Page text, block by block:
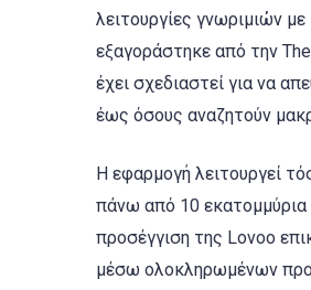
λειτουργίες γνωριμιών
εξαγοράστηκε από την
έχει σχεδιαστεί για να
έως όσους αναζητούν
Η εφαρμογή λειτουργεί
πάνω από 10 εκατομμύρια
προσέγγιση της Lovoo
μέσω ολοκληρωμένων